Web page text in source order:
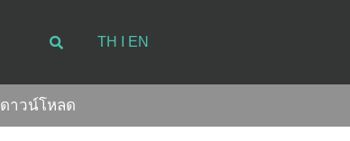
TH Ι EN
ดาวน์โหลด